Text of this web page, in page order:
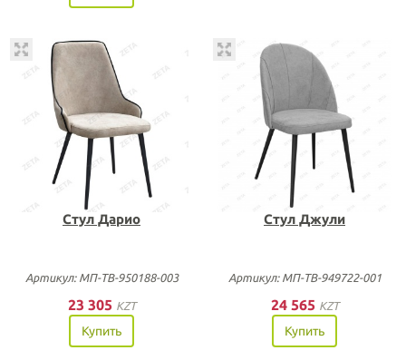
Стул Дарио
Артикул: МП-ТВ-950188-003
23 305 KZT
Купить
Стул Джули
Артикул: МП-ТВ-949722-001
24 565 KZT
Купить